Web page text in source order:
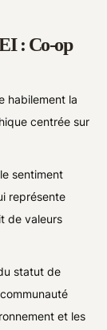
: Co-op
habilement la
centrée sur
sentiment
représente
de valeurs
statut de
et les